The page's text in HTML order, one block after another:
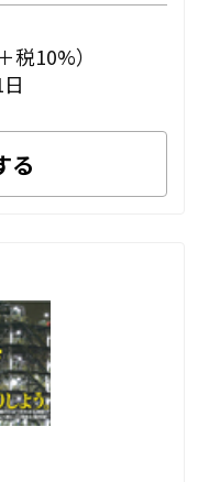
10%）
る